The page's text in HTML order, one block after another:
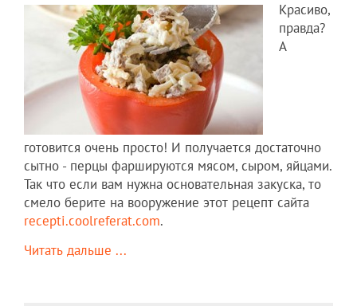
Красиво,
правда?
А
готовится очень просто! И получается достаточно
сытно - перцы фаршируются мясом, сыром, яйцами.
Так что если вам нужна основательная закуска, то
смело берите на вооружение этот рецепт сайта
recepti.coolreferat.com.
Читать дальше ...